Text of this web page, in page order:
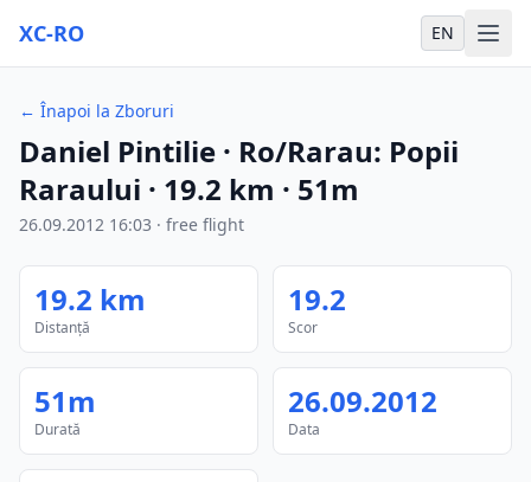
XC-RO EN
← Înapoi la Zboruri
Daniel Pintilie · Ro/Rarau: Popii
Raraului · 19.2 km · 51m
26.09.2012 16:03 · free flight
19.2 km
Distanță
19.2
Scor
51m
Durată
26.09.2012
Data